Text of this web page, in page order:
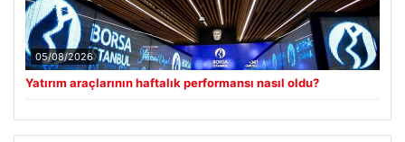
05/08/2026
Yatırım araçlarının haftalık performansı nasıl oldu?